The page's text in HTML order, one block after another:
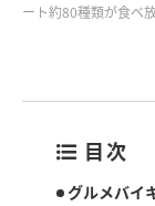
ート約80種類が食べ
目次
グルメバイ